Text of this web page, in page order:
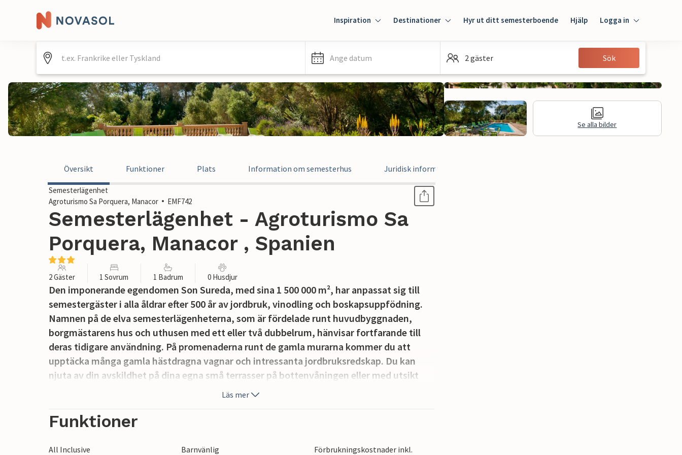
Inspiration Destinationer Hyr ut ditt semesterboende Hjälp Logga in
Gäst
Ange datum 2 gäster Sök
Se alla bilder
Översikt Funktioner Plats Information om semesterhus Juridisk information
Semesterlägenhet
Agroturismo Sa Porquera, Manacor
EMF742
Semesterlägenhet - Agroturismo Sa
Porquera, Manacor , Spanien
2 Gäster 1 Sovrum 1 Badrum 0 Husdjur
Den imponerande egendomen Son Sureda, med sina 1 500 000 m², har anpassat sig till
semestergäster i alla åldrar efter 500 år av jordbruk, vinodling och boskapsuppfödning.
Namnen på de elva semesterlägenheterna, som är fördelade runt huvudbyggnaden,
borgmästarens hus och uthusen med ett eller två dubbelrum, hänvisar fortfarande till
deras tidigare användning. På promenaderna runt de gamla murarna kommer du att
upptäcka många gamla hästdragna vagnar och intressanta jordbruksredskap. Du kan
njuta av din avskildhet på dina egna små terrasser på bottenvåningen eller med utsikt
och har möjlighet att lära känna andra semesterfirare vid de många borden och stolarna
morgon i de imponerande valven (de tidigare häststallen) eller ute på den öppna marken
utomhusduschar, en plaskdamm, en lekplats med gungor, sandlåda, klätterställning,
Läs mer
Funktioner
All Inclusive Barnvänlig
Förbrukningskostnader inkl.